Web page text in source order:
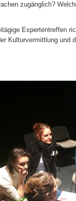
zugänglich?
Expertentreffen
Kulturvermittlung und